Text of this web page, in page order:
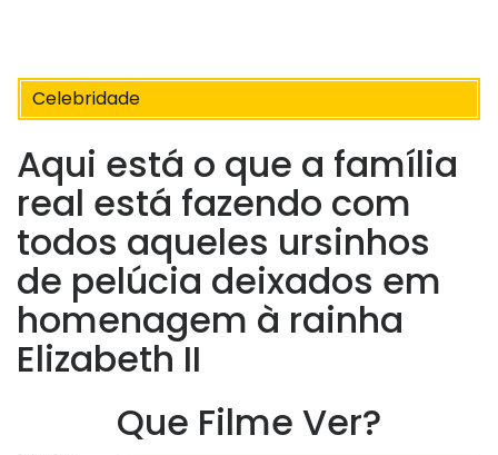
Celebridade
Aqui está o que a família
real está fazendo com
todos aqueles ursinhos
de pelúcia deixados em
homenagem à rainha
Elizabeth II
Que Filme Ver?